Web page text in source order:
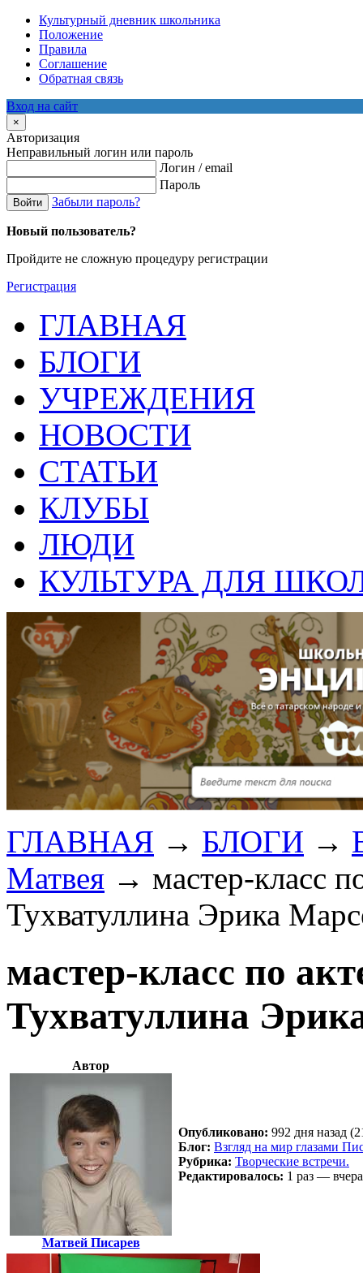
Культурный дневник школьника
Положение
Правила
Соглашение
Обратная связь
Вход на сайт
×
Авторизация
Неправильный логин или пароль
Логин / email
Пароль
Войти Забыли пароль?
Новый пользователь?
Пройдите не сложную процедуру регистрации
Регистрация
ГЛАВНАЯ
БЛОГИ
УЧРЕЖДЕНИЯ
НОВОСТИ
СТАТЬИ
КЛУБЫ
ЛЮДИ
КУЛЬТУРА ДЛЯ
ГЛАВНАЯ → БЛОГИ →
Матвея → мастер-класс
Тухватуллина Эрика
мастер-класс по
Тухватуллина
Автор
Матвей Писарев
Опубликовано: 992 дня назад
Блог: Взгляд на мир глазами
Рубрика: Творческие встречи.
Редактировалось: 1 раз —